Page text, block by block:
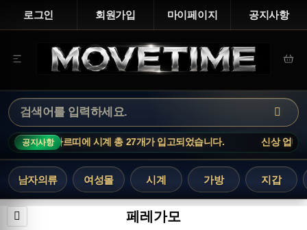
로그인 회원가입 마이페이지 공지사항
공지사항
까르띠에 시계 총 27개가 입고되었습니다. 신상 업데이트 : 까르
남자의류 여성몰 시계 가방 지갑
페레가모